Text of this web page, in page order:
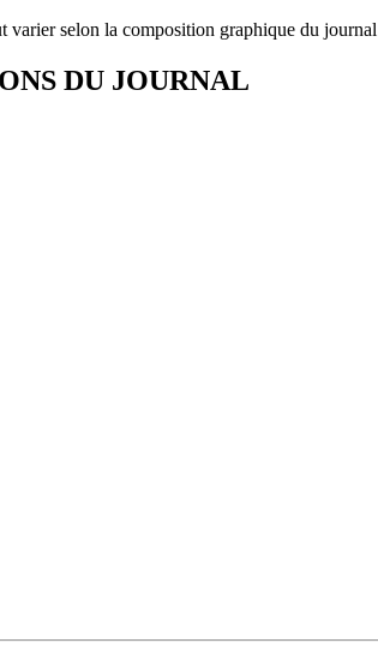
varier selon la composition graphique du journal
DU JOURNAL